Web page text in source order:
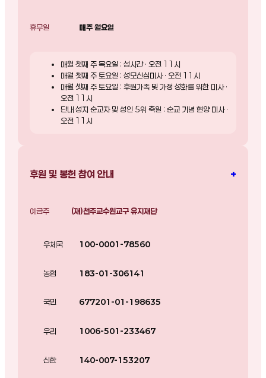
휴무일 매주 월요일
매월 첫째 주 목요일 : 성시간 · 오전 11시
매월 첫째 주 토요일 : 성모신심미사 · 오전 11시
매월 셋째 주 토요일 : 후원가족 및 가정 성화를 위한 미사 ·
오전 11시
단내 성지 순교자 및 성인 5위 축일 : 순교 기념 현양 미사 ·
오전 11시
후원 및 봉헌 참여 안내 +
예금주 (재)천주교수원교구 유지재단
우체국 100-0001-78560
농협 183-01-306141
국민 677201-01-198635
우리 1006-501-233467
신한 140-007-153207